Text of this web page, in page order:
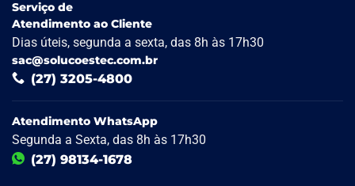
Serviço de
Atendimento ao Cliente
Dias úteis, segunda a sexta, das 8h às 17h30
sac@solucoestec.com.br
(27) 3205-4800
Atendimento WhatsApp
Segunda a Sexta, das 8h às 17h30
(27) 98134-1678